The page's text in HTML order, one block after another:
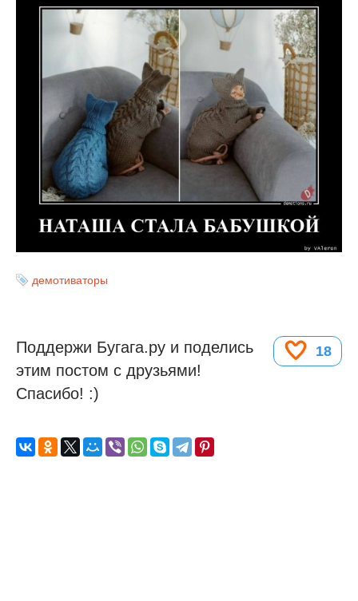
демотиваторы
18
Поддержи Бугага.ру и поделись
этим постом с друзьями!
Спасибо! :)